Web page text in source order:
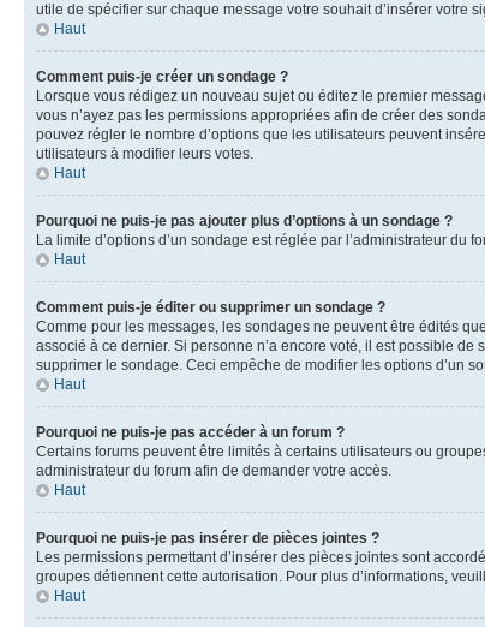
utile de spécifier sur chaque message votre souhait d’insérer votre
Haut
Comment puis-je créer un sondage ?
Lorsque vous rédigez un nouveau sujet ou éditez le premier
vous n’ayez pas les permissions appropriées afin de créer des
pouvez régler le nombre d’options que les utilisateurs peuvent
utilisateurs à modifier leurs votes.
Haut
Pourquoi ne puis-je pas ajouter plus d’options à un sondage ?
La limite d’options d’un sondage est réglée par l’administrateur
Haut
Comment puis-je éditer ou supprimer un sondage ?
Comme pour les messages, les sondages ne peuvent être édités
associé à ce dernier. Si personne n’a encore voté, il est possible
supprimer le sondage. Ceci empêche de modifier les options d’un
Haut
Pourquoi ne puis-je pas accéder à un forum ?
Certains forums peuvent être limités à certains utilisateurs ou
administrateur du forum afin de demander votre accès.
Haut
Pourquoi ne puis-je pas insérer de pièces jointes ?
Les permissions permettant d’insérer des pièces jointes sont
groupes détiennent cette autorisation. Pour plus d’informations,
Haut